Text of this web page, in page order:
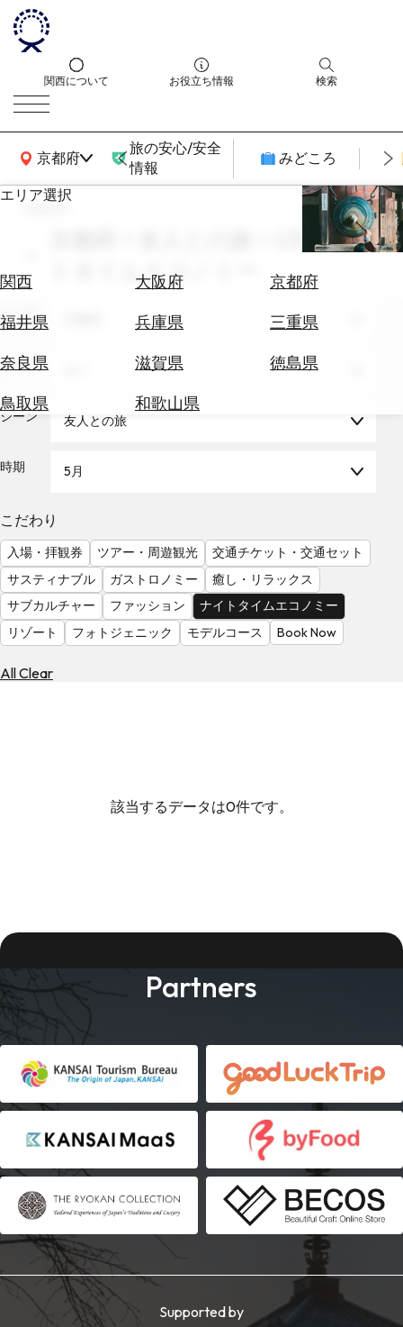
関西について お役立ち情報 検索
京都府
関西広域MAP
旅の安心/安全
情報
みどころ
エリア選択
関西 大阪府
京都府
福井県
兵庫県
三重県
奈良県
滋賀県
徳島県
鳥取県
和歌山県
エ
券
テ
を
る
気
を
見
る
search
京都府 × 友人との旅 × 5月 × ナイ
トタイムエコノミー
エリア
テーマ
シーン 友人との旅
時期 5月
こだわり
入場・拝観券 ツアー・周遊観光
交通チケット・交通セット
サスティナブル
ガストロノミー
癒し・リラックス
サブカルチャー
ファッション
ナイトタイムエコノミー
リゾート
フォトジェニック モデルコース Book Now
All Clear
該当するデータは0件です。
Partners
Supported by